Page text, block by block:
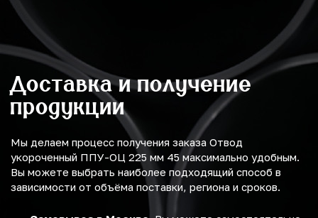
Доставка и получение
продукции
Мы делаем процесс получения заказа Отвод
укороченный ППУ-ОЦ 225 мм 45 максимально удобным.
Вы можете выбрать наиболее подходящий способ в
зависимости от объёма поставки, региона и сроков.